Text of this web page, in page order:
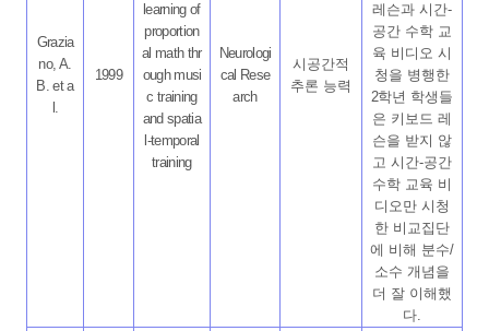
Grazia
no, A.
B. et a
l.
1999
learning of
proportion
al math thr
ough musi
c training
and spatia
l-temporal
training
Neurologi
cal Rese
arch
시공간적
추론 능력
레슨과 시간-
공간 수학 교
육 비디오 시
청을 병행한
2학년 학생들
은 키보드 레
슨을 받지 않
고 시간-공간
수학 교육 비
디오만 시청
한 비교집단
에 비해 분수/
소수 개념을
더 잘 이해했
다.